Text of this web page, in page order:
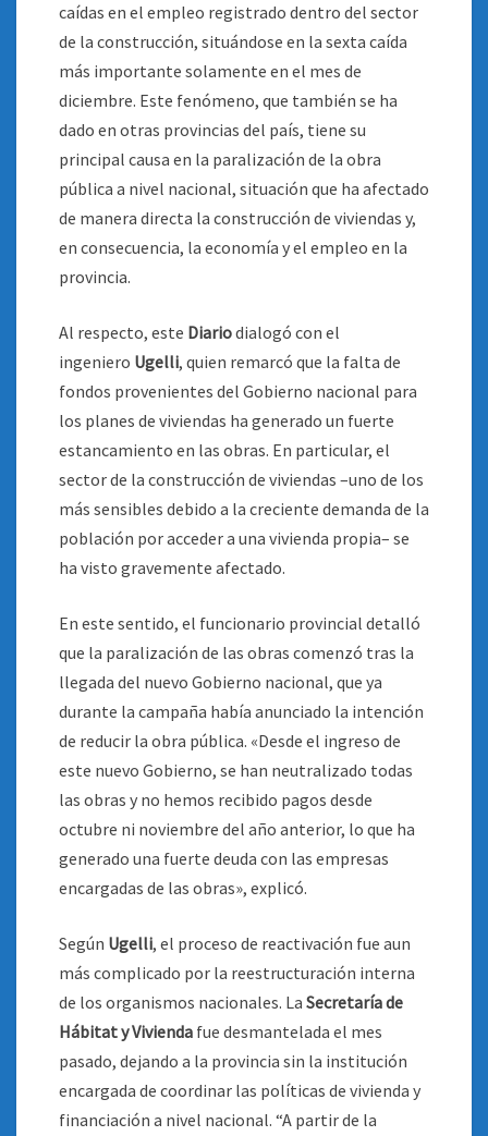
caídas en el empleo registrado dentro del sector
de la construcción, situándose en la sexta caída
más importante solamente en el mes de
diciembre. Este fenómeno, que también se ha
dado en otras provincias del país, tiene su
principal causa en la paralización de la obra
pública a nivel nacional, situación que ha afectado
de manera directa la construcción de viviendas y,
en consecuencia, la economía y el empleo en la
provincia.
Al respecto, este Diariodialogó con el
ingeniero Ugelli, quien remarcó que la falta de
fondos provenientes del Gobierno nacional para
los planes de viviendas ha generado un fuerte
estancamiento en las obras. En particular, el
sector de la construcción de viviendas –uno de los
más sensibles debido a la creciente demanda de la
población por acceder a una vivienda propia– se
ha visto gravemente afectado.
En este sentido, el funcionario provincial detalló
que la paralización de las obras comenzó tras la
llegada del nuevo Gobierno nacional, que ya
durante la campaña había anunciado la intención
de reducir la obra pública. «Desde el ingreso de
este nuevo Gobierno, se han neutralizado todas
las obras y no hemos recibido pagos desde
octubre ni noviembre del año anterior, lo que ha
generado una fuerte deuda con las empresas
encargadas de las obras», explicó.
Según Ugelli, el proceso de reactivación fue aun
más complicado por la reestructuración interna
de los organismos nacionales. La Secretaría de
Hábitat y Vivienda fue desmantelada el mes
pasado, dejando a la provincia sin la institución
encargada de coordinar las políticas de vivienda y
financiación a nivel nacional. “A partir de la